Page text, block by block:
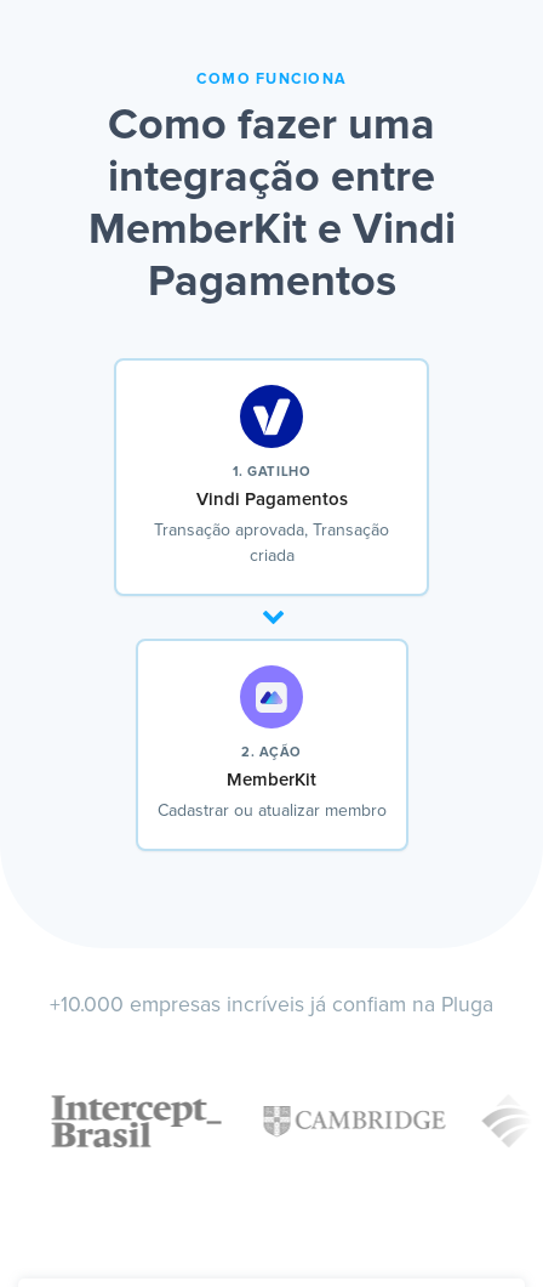
COMO FUNCIONA
Como fazer uma
integração entre
MemberKit e Vindi
Pagamentos
1. GATILHO
Vindi Pagamentos
Transação aprovada, Transação
criada
2. AÇÃO
MemberKit
Cadastrar ou atualizar membro
+10.000 empresas incríveis já confiam na Pluga